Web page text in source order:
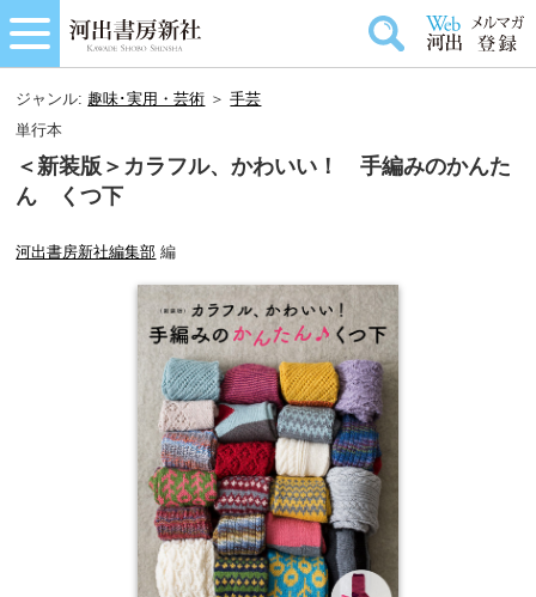
ジャンル: 趣味･実用・芸術 ＞手芸
単行本
＜新装版＞カラフル、かわいい！ 手編みのかんた
ん くつ下
河出書房新社編集部 編